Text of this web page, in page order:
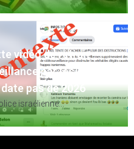
vidéo de retrait
par les
pas de 2026
israélienne...